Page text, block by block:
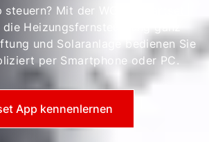
Mit der WOLF Smartset
Heizungsfernsteuerung ganz
und Solaranlage bedienen Sie
per Smartphone oder PC.
App kennenlernen